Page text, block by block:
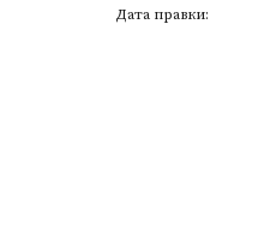
Дата правки: